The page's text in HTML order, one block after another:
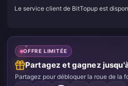
Le service client de BitTopup est
OFFRE LIMITÉE
Partagez et gagnez
Partagez pour débloquer la roue de la